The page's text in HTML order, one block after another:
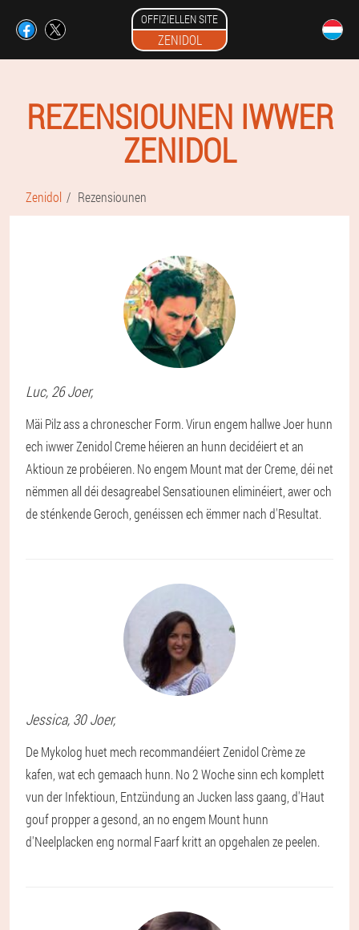
OFFIZIELLEN SITE
ZENIDOL
REZENSIOUNEN IWWER
ZENIDOL
Zenidol Rezensiounen
Luc, 26 Joer,
Mäi Pilz ass a chronescher Form. Virun engem hallwe Joer hunn
ech iwwer Zenidol Creme héieren an hunn decidéiert et an
Aktioun ze probéieren. No engem Mount mat der Creme, déi net
nëmmen all déi desagreabel Sensatiounen eliminéiert, awer och
de sténkende Geroch, genéissen ech ëmmer nach d'Resultat.
Jessica, 30 Joer,
De Mykolog huet mech recommandéiert Zenidol Crème ze
kafen, wat ech gemaach hunn. No 2 Woche sinn ech komplett
vun der Infektioun, Entzündung an Jucken lass gaang, d'Haut
gouf propper a gesond, an no engem Mount hunn
d'Neelplacken eng normal Faarf kritt an opgehalen ze peelen.